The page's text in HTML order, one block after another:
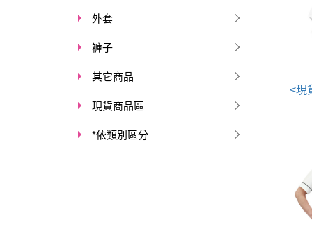
外套
褲子
其它商品
現貨商品區
*依類別區分